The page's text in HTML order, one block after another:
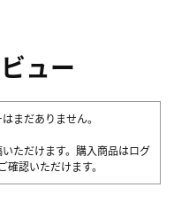
ュー
まだありません。
ただけます。購入商品はログ
確認いただけます。